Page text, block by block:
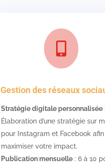

Gestion des réseaux
Stratégie digitale personnalisée:
Élaboration d’une stratégie sur
pour Instagram et Facebook
maximiser votre impact.
Publication mensuelle: 6 à 10